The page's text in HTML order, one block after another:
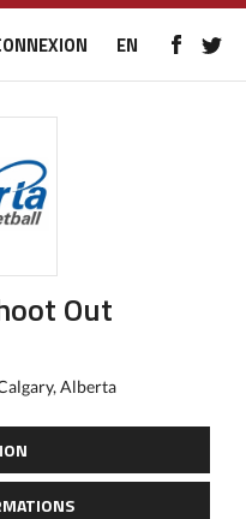
EN
Out
Alberta